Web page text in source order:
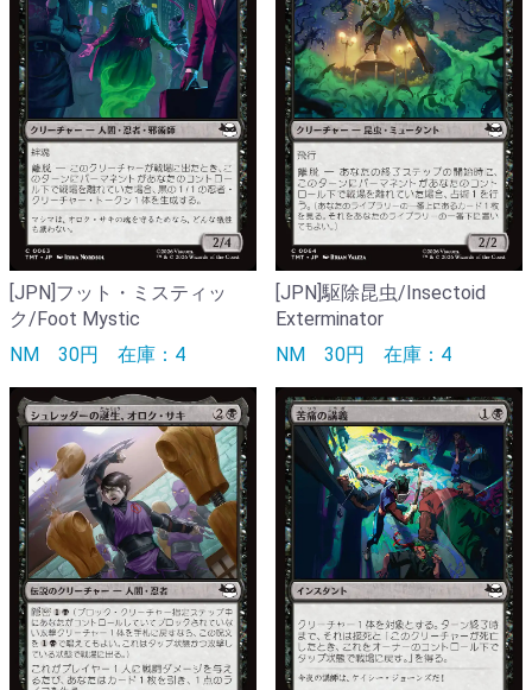
[JPN]フット・ミスティッ
ク/Foot Mystic
NM 30円 在庫：4
[JPN]駆除昆虫/Insectoid
Exterminator
NM 30円 在庫：4